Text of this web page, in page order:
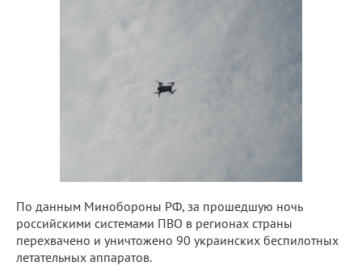
По данным Минобороны РФ, за прошедшую ночь
российскими системами ПВО в регионах страны
перехвачено и уничтожено 90 украинских беспилотных
летательных аппаратов.